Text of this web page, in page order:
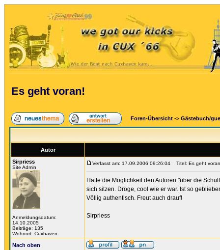
Es geht voran!
Foren-Übersicht -> Gästebuch/
Autor
Sirpriess
Site Admin
Anmeldungsdatum:
14.10.2005
Beiträge: 135
Wohnort: Cuxhaven
Verfasst am: 17.09.2006 09:26:04 Titel: Es geht
Hatte die Möglichkeit den Autoren "über die
sich sitzen. Dröge, cool wie er war. Ist so
Völlig authentisch. Freut auch drauf!
Sirpriess
Nach oben